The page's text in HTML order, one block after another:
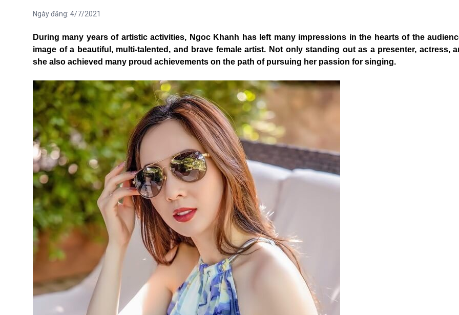
Ngày đăng: 4/7/2021
During many years of artistic activities, Ngoc Khanh has left many impressions in the hearts of the
image of a beautiful, multi-talented, and brave female artist. Not only standing out as a presenter, actress,
she also achieved many proud achievements on the path of pursuing her passion for singing.